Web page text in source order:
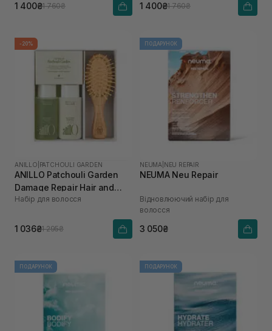
1 400₴1 760₴ 1 400₴1 760₴
-20%
ANILLO PATCHOULI GARDEN
ANILLO Patchouli Garden
Damage Repair Hair and
Brush Set
Набір для волосся
1 036₴1 295₴
ПОДАРУНОК
NEUMA NEU REPAIR
NEUMA Neu Repair
Відновлюючий набір для
волосся
3 050₴
ПОДАРУНОК ПОДАРУНОК